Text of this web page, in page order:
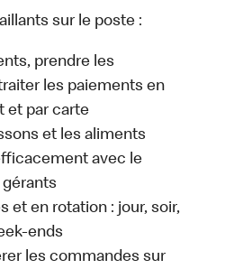
sur le poste :
prendre les
les paiements en
et par carte
et les aliments
avec le
et en rotation : jour, soir,
ends
les commandes sur